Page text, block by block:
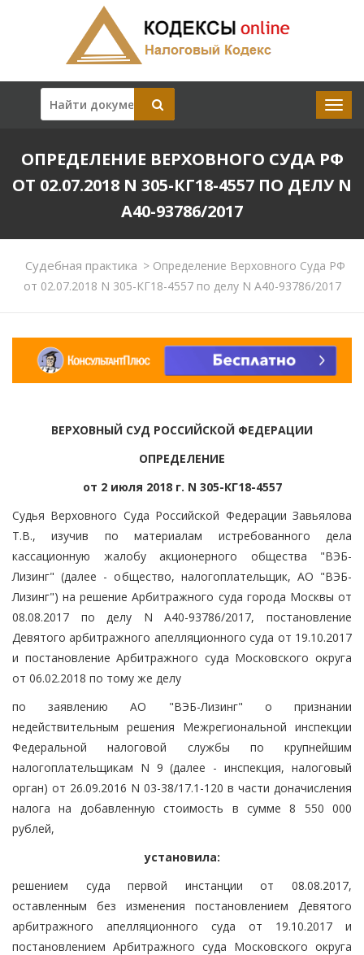
ОПРЕДЕЛЕНИЕ ВЕРХОВНОГО СУДА РФ
ОТ 02.07.2018 N 305-КГ18-4557 ПО ДЕЛУ N
А40-93786/2017
Судебная практика >Определение Верховного Суда РФ
от 02.07.2018 N 305-КГ18-4557 по делу N А40-93786/2017
ВЕРХОВНЫЙ СУД РОССИЙСКОЙ ФЕДЕРАЦИИ
ОПРЕДЕЛЕНИЕ
от 2 июля 2018 г. N 305-КГ18-4557
Судья Верховного Суда Российской Федерации Завьялова
Т.В., изучив по материалам истребованного дела
кассационную жалобу акционерного общества "ВЭБ-
Лизинг" (далее - общество, налогоплательщик, АО "ВЭБ-
Лизинг") на решение Арбитражного суда города Москвы от
08.08.2017 по делу N А40-93786/2017, постановление
Девятого арбитражного апелляционного суда от 19.10.2017
и постановление Арбитражного суда Московского округа
от 06.02.2018 по тому же делу
по заявлению АО "ВЭБ-Лизинг" о признании
недействительным решения Межрегиональной инспекции
Федеральной налоговой службы по крупнейшим
налогоплательщикам N 9 (далее - инспекция, налоговый
орган) от 26.09.2016 N 03-38/17.1-120 в части доначисления
налога на добавленную стоимость в сумме 8 550 000
рублей,
установила:
решением суда первой инстанции от 08.08.2017,
оставленным без изменения постановлением Девятого
арбитражного апелляционного суда от 19.10.2017 и
постановлением Арбитражного суда Московского округа